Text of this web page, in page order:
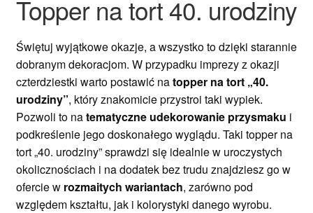
Topper na tort 40. urodziny
Świętuj wyjątkowe okazje, a wszystko to dzięki starannie
dobranym dekoracjom. W przypadku imprezy z okazji
czterdziestki warto postawić natopper na tort „40.
urodziny”, który znakomicie przystroi taki wypiek.
Pozwoli to natematyczne udekorowanie przysmaku i
podkreślenie jego doskonałego wyglądu. Taki topper na
tort „40. urodziny” sprawdzi się idealnie w uroczystych
okolicznościach i na dodatek bez trudu znajdziesz go w
ofercie w rozmaitych wariantach, zarówno pod
względem kształtu, jak i kolorystyki danego wyrobu.